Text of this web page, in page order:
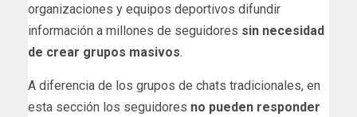
organizaciones y equipos deportivos difundir
información a millones de seguidores sin necesidad
de crear grupos masivos.
A diferencia de los grupos de chats tradicionales, en
esta sección los seguidores no pueden responder